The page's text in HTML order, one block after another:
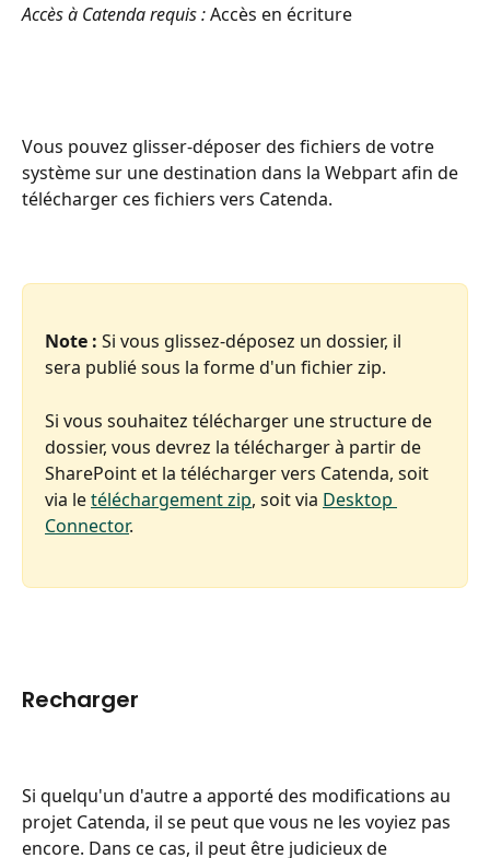
Accès à Catenda requis : Accès en écriture
Vous pouvez glisser-déposer des fichiers de votre
système sur une destination dans la Webpart afin de
télécharger ces fichiers vers Catenda.
Note : Si vous glissez-déposez un dossier, il
sera publié sous la forme d'un fichier zip.
Si vous souhaitez télécharger une structure de
dossier, vous devrez la télécharger à partir de
SharePoint et la télécharger vers Catenda, soit
via le téléchargement zip, soit via Desktop
Connector.
Recharger
Si quelqu'un d'autre a apporté des modifications au
projet Catenda, il se peut que vous ne les voyiez pas
encore. Dans ce cas, il peut être judicieux de